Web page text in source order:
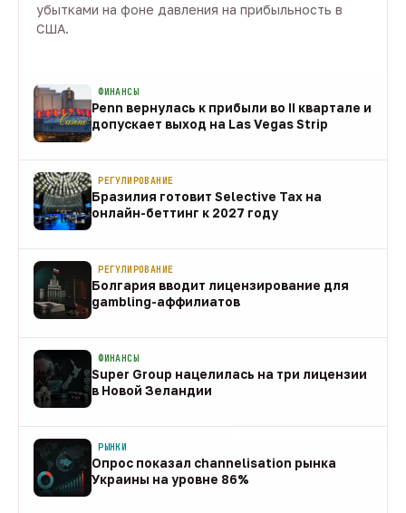
убытками на фоне давления на прибыльность в
США.
ФИНАНСЫ
Penn вернулась к прибыли во II квартале и
допускает выход на Las Vegas Strip
РЕГУЛИРОВАНИЕ
Бразилия готовит Selective Tax на
онлайн-беттинг к 2027 году
РЕГУЛИРОВАНИЕ
Болгария вводит лицензирование для
gambling-аффилиатов
ФИНАНСЫ
Super Group нацелилась на три лицензии
в Новой Зеландии
РЫНКИ
Опрос показал channelisation рынка
Украины на уровне 86%